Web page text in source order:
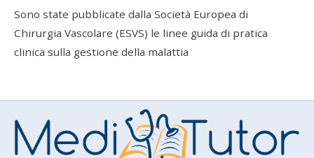
Sono state pubblicate dalla Società Europea di
Chirurgia Vascolare (ESVS) le linee guida di pratica
clinica sulla gestione della malattia